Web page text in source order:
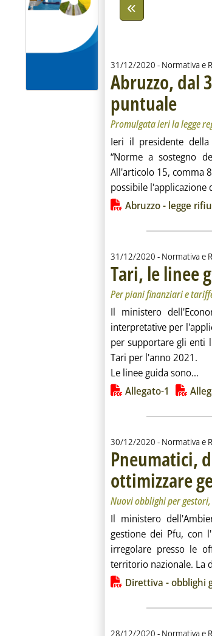
31/12/2020 - Normativa e
Abruzzo, dal
puntuale
Promulgata ieri la legge
Ieri il presidente
“Norme a sostegno
All'articolo 15, comma
possibile l'applicazione
Lista allegati PDF
Abruzzo - legge
31/12/2020 - Normativa e
Tari, le linee
Per piani finanziari e
Il ministero
interpretative per
per supportare gli enti
Tari per l'anno 2021.
Le linee guida sono...
Lista allegati
Allegato-1
30/12/2020 - Normativa e
Pneumatici,
ottimizzare
Nuovi obblighi per
Il ministero
gestione dei Pfu, con
irregolare presso le
territorio nazionale. La
Lista allegati
Direttiva - obblighi
28/12/2020 - Normativa e